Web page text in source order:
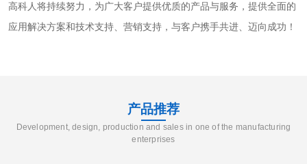
高科人将持续努力，为广大客户提供优质的产品与服务，提供全面的
应用解决方案和技术支持、营销支持，与客户携手共进、迈向成功！
产品推荐
Development, design, production and sales in one of the manufacturing
enterprises